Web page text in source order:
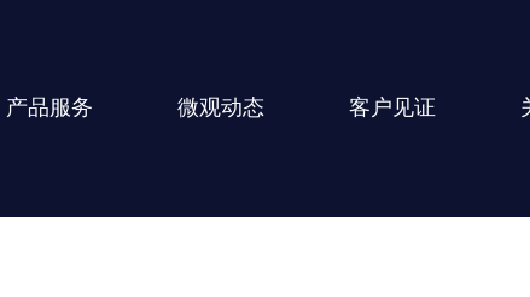
产品服务 微观动态 客户见证